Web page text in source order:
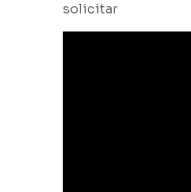
solicitar